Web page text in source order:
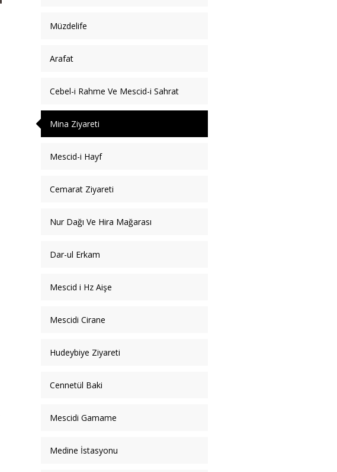
Müzdelife
Arafat
Cebel-i Rahme Ve Mescid-i Sahrat
Mina Ziyareti
Mescid-i Hayf
Cemarat Ziyareti
Nur Dağı Ve Hira Mağarası
Dar-ul Erkam
Mescid i Hz Aişe
Mescidi Cirane
Hudeybiye Ziyareti
Cennetül Baki
Mescidi Gamame
Medine İstasyonu